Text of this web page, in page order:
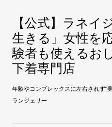
【公式】ラネイ
生きる」女性を
験者も使えるお
下着専門店
年齢やコンプレックスに左右されず“
ランジェリー